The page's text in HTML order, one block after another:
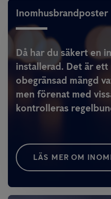
Inomhusbrandposter
Då har du säkert en
installerad. Det är ett
obegränsad mängd
men förenat med
kontrolleras
LÄS MER OM